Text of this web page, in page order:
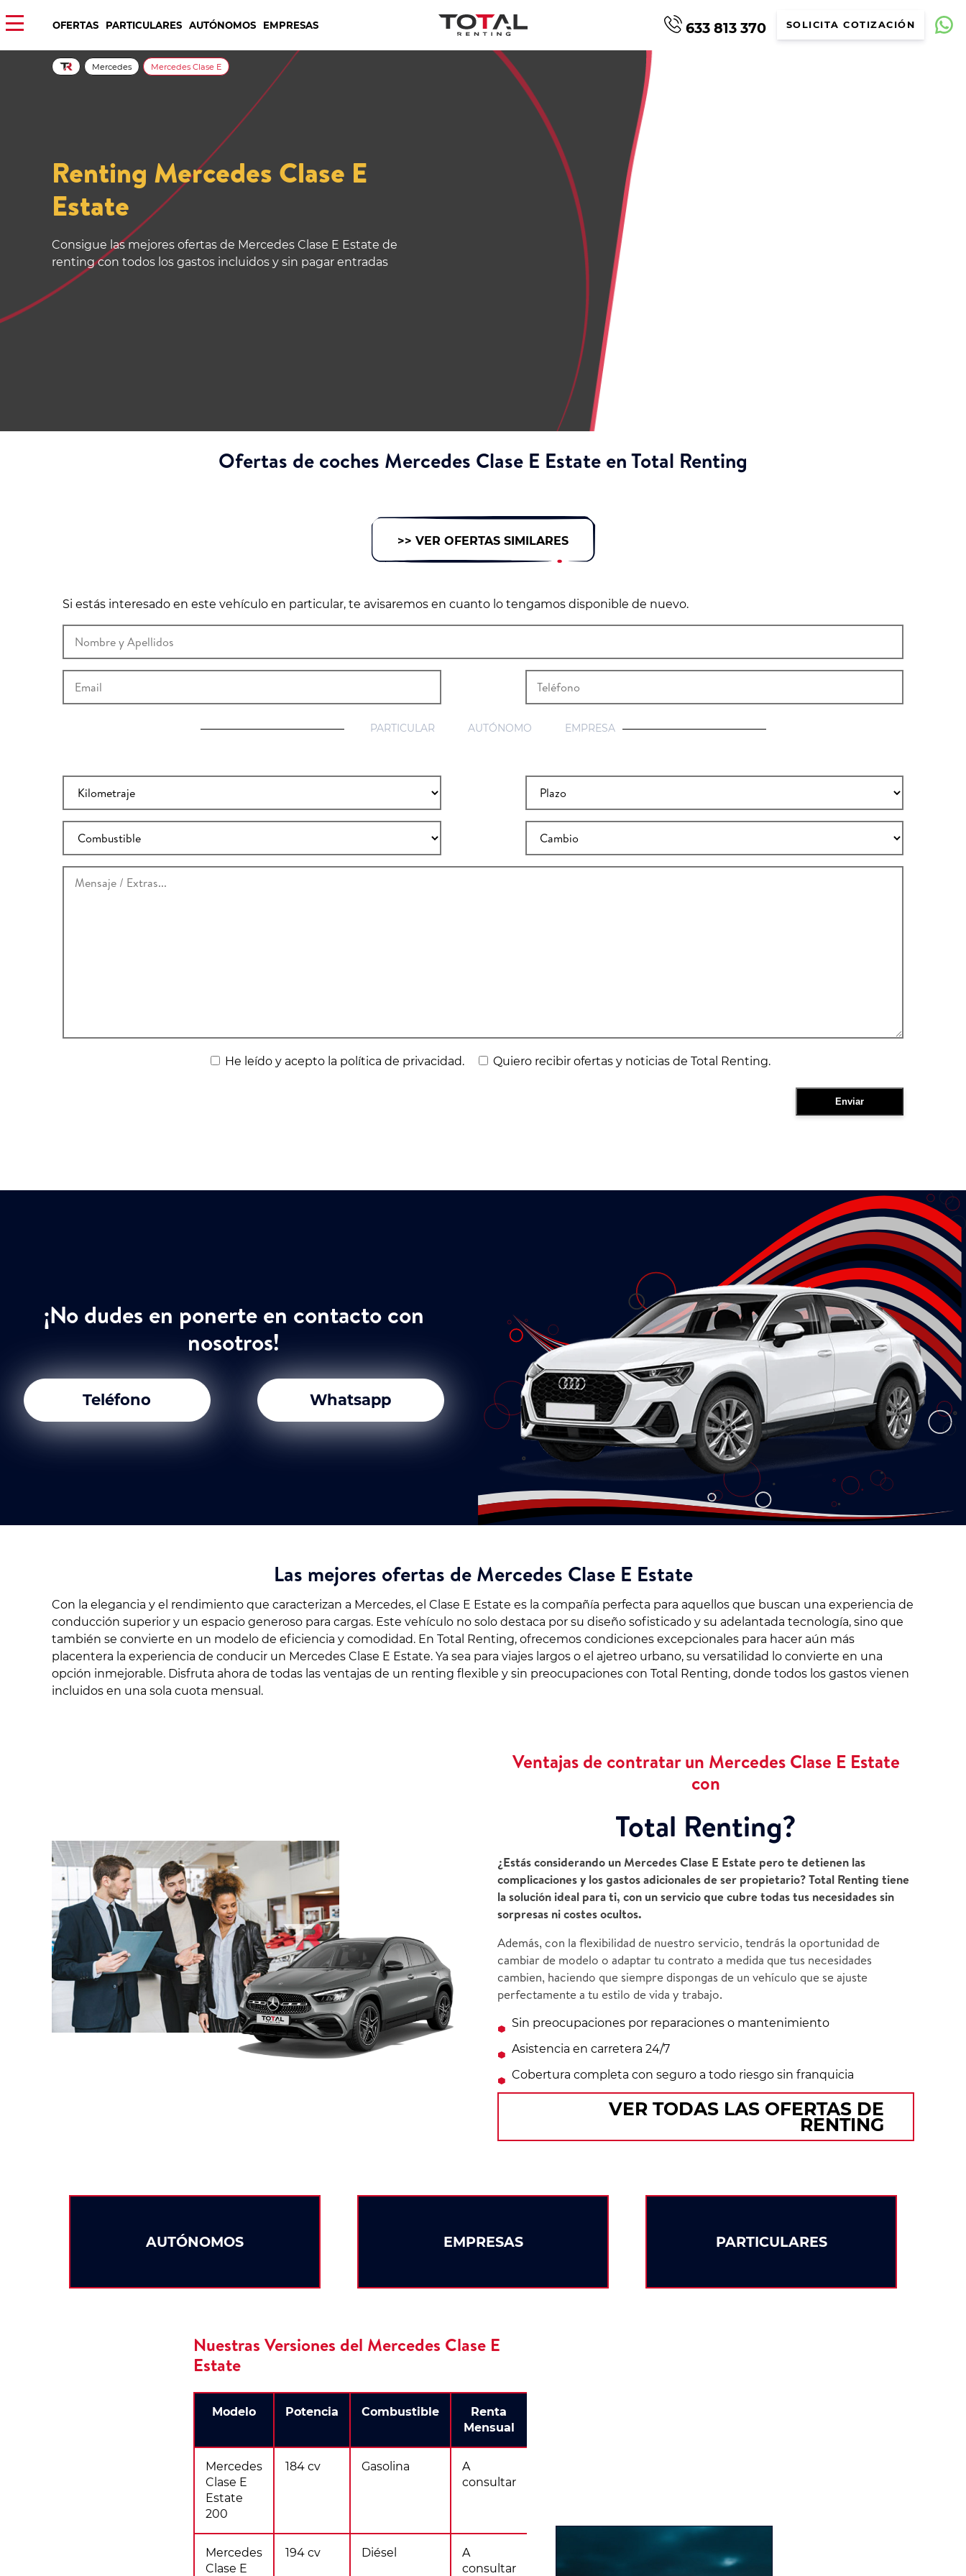
OFERTAS PARTICULARES AUTÓNOMOS EMPRESAS 633 813 370 SOLICITA COTIZACIÓN
Renting Mercedes Clase E
Estate
Consigue las mejores ofertas de Mercedes Clase E Estate de
renting con todos los gastos incluidos y sin pagar entradas
Mercedes Mercedes Clase E
Ofertas de coches Mercedes Clase E Estate en Total Renting
>> VER OFERTAS SIMILARES
Si estás interesado en este vehículo en particular, te avisaremos en cuanto lo tengamos disponible de nuevo.
PARTICULAR AUTÓNOMO EMPRESA
He leído y acepto la política de privacidad. Quiero recibir ofertas y noticias de Total Renting.
¡No dudes en ponerte en contacto con
nosotros!
Teléfono Whatsapp
Las mejores ofertas de Mercedes Clase E Estate
Con la elegancia y el rendimiento que caracterizan a Mercedes, el Clase E Estate es la compañía perfecta para aquellos que buscan una experiencia de
conducción superior y un espacio generoso para cargas. Este vehículo no solo destaca por su diseño sofisticado y su adelantada tecnología, sino que
también se convierte en un modelo de eficiencia y comodidad. En Total Renting, ofrecemos condiciones excepcionales para hacer aún más
placentera la experiencia de conducir un Mercedes Clase E Estate. Ya sea para viajes largos o el ajetreo urbano, su versatilidad lo convierte en una
opción inmejorable. Disfruta ahora de todas las ventajas de un renting flexible y sin preocupaciones con Total Renting, donde todos los gastos vienen
incluidos en una sola cuota mensual.
Ventajas de contratar un Mercedes Clase E Estate
con
Total Renting?
¿Estás considerando un Mercedes Clase E Estate pero te detienen las
complicaciones y los gastos adicionales de ser propietario? Total Renting tiene
la solución ideal para ti, con un servicio que cubre todas tus necesidades sin
sorpresas ni costes ocultos.
Además, con la flexibilidad de nuestro servicio, tendrás la oportunidad de
cambiar de modelo o adaptar tu contrato a medida que tus necesidades
cambien, haciendo que siempre dispongas de un vehículo que se ajuste
perfectamente a tu estilo de vida y trabajo.
Sin preocupaciones por reparaciones o mantenimiento
Asistencia en carretera 24/7
Cobertura completa con seguro a todo riesgo sin franquicia
VER TODAS LAS OFERTAS DE
RENTING
PARTICULARES
AUTÓNOMOS EMPRESAS
Nuestras Versiones del Mercedes Clase E
Estate
Modelo Potencia Combustible
Renta
Mensual
Mercedes
Clase E
Estate
200
184 cv Gasolina
A
consultar
Mercedes
Clase E
194 cv Diésel
A
consultar